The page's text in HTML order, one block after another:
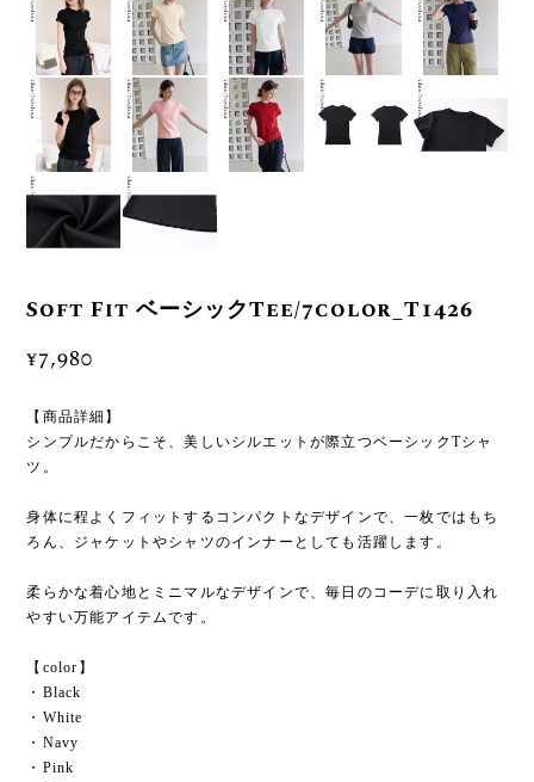
Soft Fit ベーシックTee/7color_T1426
¥7,980
【商品詳細】
シンプルだからこそ、美しいシルエットが際立つベーシックTシャ
ツ。
身体に程よくフィットするコンパクトなデザインで、一枚ではもち
ろん、ジャケットやシャツのインナーとしても活躍します。
柔らかな着心地とミニマルなデザインで、毎日のコーデに取り入れ
やすい万能アイテムです。
【color】
・Black
・White
・Navy
・Pink